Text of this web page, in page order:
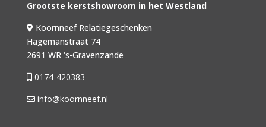
Grootste kerstshowroom in het Westland
Koornneef Relatiegeschenken
Hagemanstraat 74
2691 WR ‘s-Gravenzande
0174-420383
info@koornneef.nl